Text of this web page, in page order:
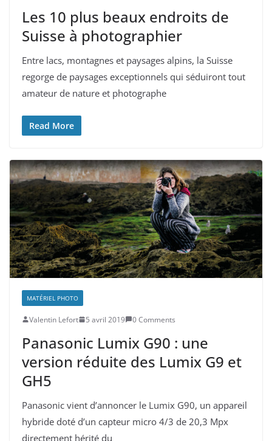
Les 10 plus beaux endroits de
Suisse à photographier
Entre lacs, montagnes et paysages alpins, la Suisse
regorge de paysages exceptionnels qui séduiront tout
amateur de nature et photographe
Read More
MATÉRIEL PHOTO
Valentin Lefort 5 avril 2019 0 Comments
Panasonic Lumix G90 : une
version réduite des Lumix G9 et
GH5
Panasonic vient d’annoncer le Lumix G90, un appareil
hybride doté d’un capteur micro 4/3 de 20,3 Mpx
directement hérité du